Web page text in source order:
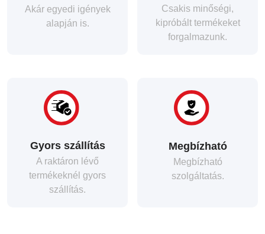
Akár egyedi igények
alapján is.
Csakis minőségi,
kipróbált termékeket
forgalmazunk.
Gyors szállítás
A raktáron lévő
termékeknél gyors
szállítás.
Megbízható
Megbízható
szolgáltatás.